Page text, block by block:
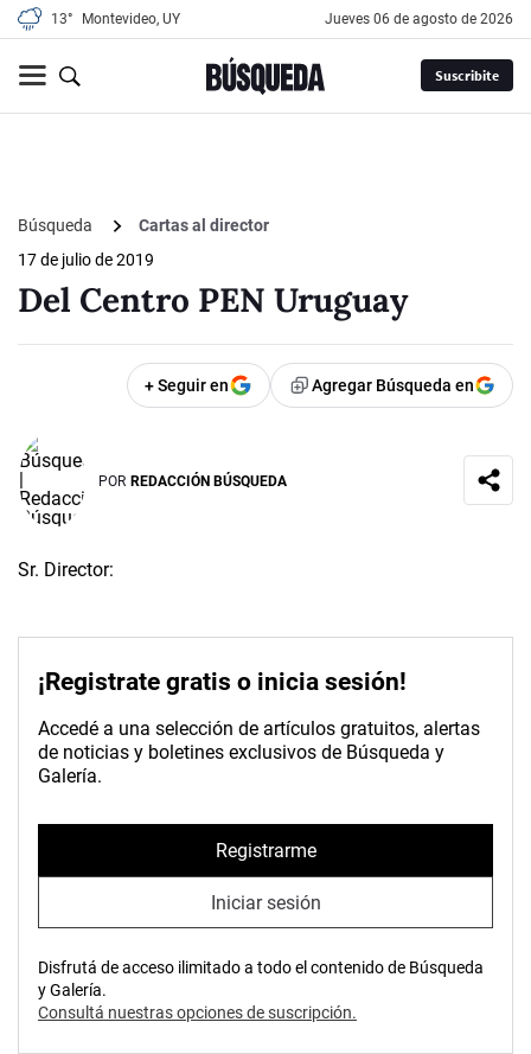
13° Montevideo, UY jueves 06 de agosto de 2026
Suscribite
Búsqueda
Cartas al director
17 de julio de 2019
Del Centro PEN Uruguay
+ Seguir en Agregar Búsqueda en
POR REDACCIÓN BÚSQUEDA
Sr. Director:
¡Registrate gratis o inicia sesión!
Accedé a una selección de artículos gratuitos, alertas
de noticias y boletines exclusivos de Búsqueda y
Galería.
Registrarme
Iniciar sesión
Disfrutá de acceso ilimitado a todo el contenido de Búsqueda
y Galería.
Consultá nuestras opciones de suscripción.